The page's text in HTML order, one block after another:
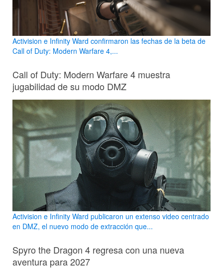
Activision e Infinity Ward confirmaron las fechas de la beta de
Call of Duty: Modern Warfare 4,...
Call of Duty: Modern Warfare 4 muestra
jugabilidad de su modo DMZ
Activision e Infinity Ward publicaron un extenso video centrado
en DMZ, el nuevo modo de extracción que...
Spyro the Dragon 4 regresa con una nueva
aventura para 2027